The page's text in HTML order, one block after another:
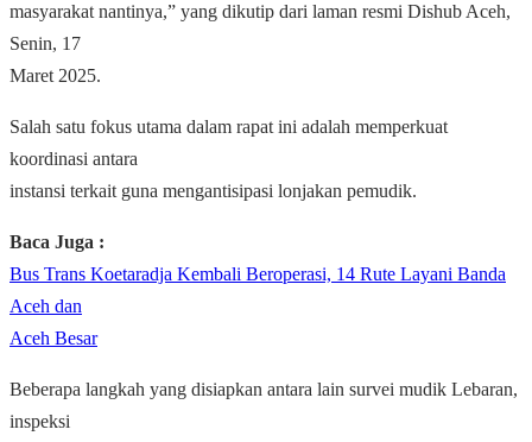
masyarakat nantinya,” yang dikutip dari laman resmi Dishub Aceh,
Senin, 17
Maret 2025.
Salah satu fokus utama dalam rapat ini adalah memperkuat
koordinasi antara
instansi terkait guna mengantisipasi lonjakan pemudik.
Baca Juga :
Bus Trans Koetaradja Kembali Beroperasi, 14 Rute Layani Banda
Aceh dan
Aceh Besar
Beberapa langkah yang disiapkan antara lain survei mudik Lebaran,
inspeksi